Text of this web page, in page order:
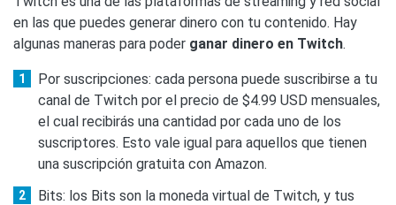
en las que puedes generar dinero con tu contenido. Hay
algunas maneras para poder ganar dinero en Twitch.
Por suscripciones: cada persona puede suscribirse a tu
canal de Twitch por el precio de $4.99 USD mensuales,
el cual recibirás una cantidad por cada uno de los
suscriptores. Esto vale igual para aquellos que tienen
una suscripción gratuita con Amazon.
Bits: los Bits son la moneda virtual de Twitch, y tus